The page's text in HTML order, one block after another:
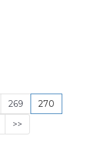
269
270
>>